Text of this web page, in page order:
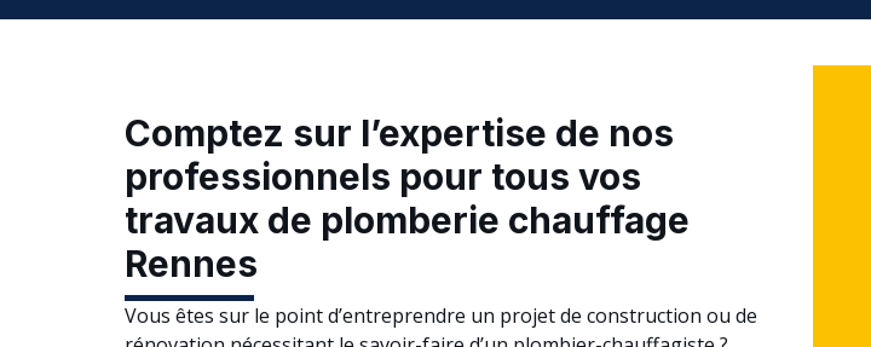
Comptez sur l’expertise de nos
professionnels pour tous vos
travaux de plomberie chauffage
Rennes
Vous êtes sur le point d’entreprendre un projet de construction ou de